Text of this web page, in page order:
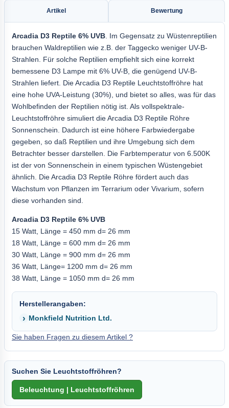
Artikel Bewertung
Arcadia D3 Reptile 6% UVB . Im Gegensatz zu Wüstenreptilien
brauchen Waldreptilien wie z.B. der Taggecko weniger UV-B-
Strahlen. Für solche Reptilien empfiehlt sich eine korrekt
bemessene D3 Lampe mit 6% UV-B, die genügend UV-B-
Strahlen liefert. Die Arcadia D3 Reptile Leuchtstoffröhre hat
eine hohe UVA-Leistung (30%), und bietet so alles, was für das
Wohlbefinden der Reptilien nötig ist. Als vollspektrale-
Leuchtstoffröhre simuliert die Arcadia D3 Reptile Röhre
Sonnenschein. Dadurch ist eine höhere Farbwiedergabe
gegeben, so daß Reptilien und ihre Umgebung sich dem
Betrachter besser darstellen. Die Farbtemperatur von 6.500K
ist der von Sonnenschein in einem typischen Wüstengebiet
ähnlich. Die Arcadia D3 Reptile Röhre fördert auch das
Wachstum von Pflanzen im Terrarium oder Vivarium, sofern
diese vorhanden sind.
Arcadia D3 Reptile 6% UVB
15 Watt, Länge = 450 mm d= 26 mm
18 Watt, Länge = 600 mm d= 26 mm
30 Watt, Länge = 900 mm d= 26 mm
36 Watt, Länge= 1200 mm d= 26 mm
38 Watt, Länge = 1050 mm d= 26 mm
Herstellerangaben:
Monkfield Nutrition Ltd.
Sie haben Fragen zu diesem Artikel ?
Suchen Sie Leuchtstoffröhren?